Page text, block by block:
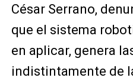
César Serrano,
que el sistema
en aplicar, genera
indistintamente de